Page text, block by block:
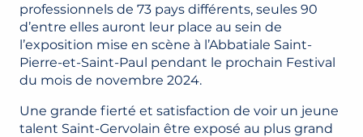
professionnels de 73 pays différents, seules 90
d’entre elles auront leur place au sein de
l’exposition mise en scène à l’Abbatiale Saint-
Pierre-et-Saint-Paul pendant le prochain Festival
du mois de novembre 2024.
Une grande fierté et satisfaction de voir un jeune
talent Saint-Gervolain être exposé au plus grand